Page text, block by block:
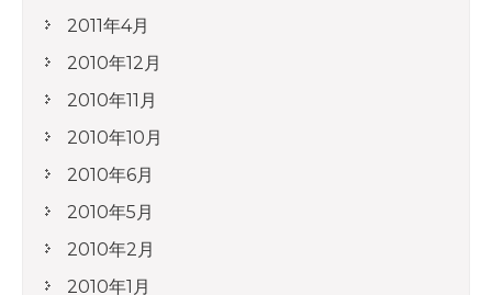
2011年4月
2010年12月
2010年11月
2010年10月
2010年6月
2010年5月
2010年2月
2010年1月